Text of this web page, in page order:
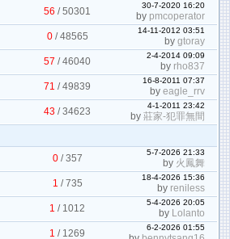
56 /50301
30-7-2020 16:20
by pmcoperator
0/48565
14-11-2012 03:51
bygtoray
57 /46040
2-4-2014 09:09
by rho837
71 /49839
16-8-2011 07:37
byeagle_rrv
43 /34623
4-1-2011 23:42
by莊家-犯罪無間
0/357
5-7-2026 21:33
by 火鳳舞
1 /735
18-4-2026 15:36
by reniless
1 / 1012
5-4-2026 20:05
by Lolanto
1 / 1269
6-2-2026 01:55